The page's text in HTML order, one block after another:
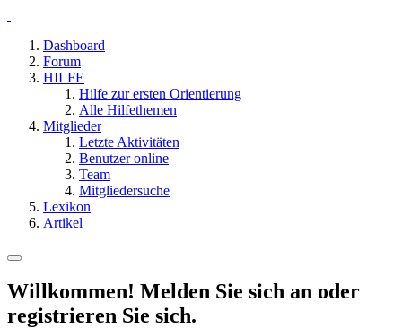
Dashboard
Forum
HILFE
Hilfe zur ersten Orientierung
Alle Hilfethemen
Mitglieder
Letzte Aktivitäten
Benutzer online
Team
Mitgliedersuche
Lexikon
Artikel
Willkommen! Melden Sie sich an oder
registrieren Sie sich.